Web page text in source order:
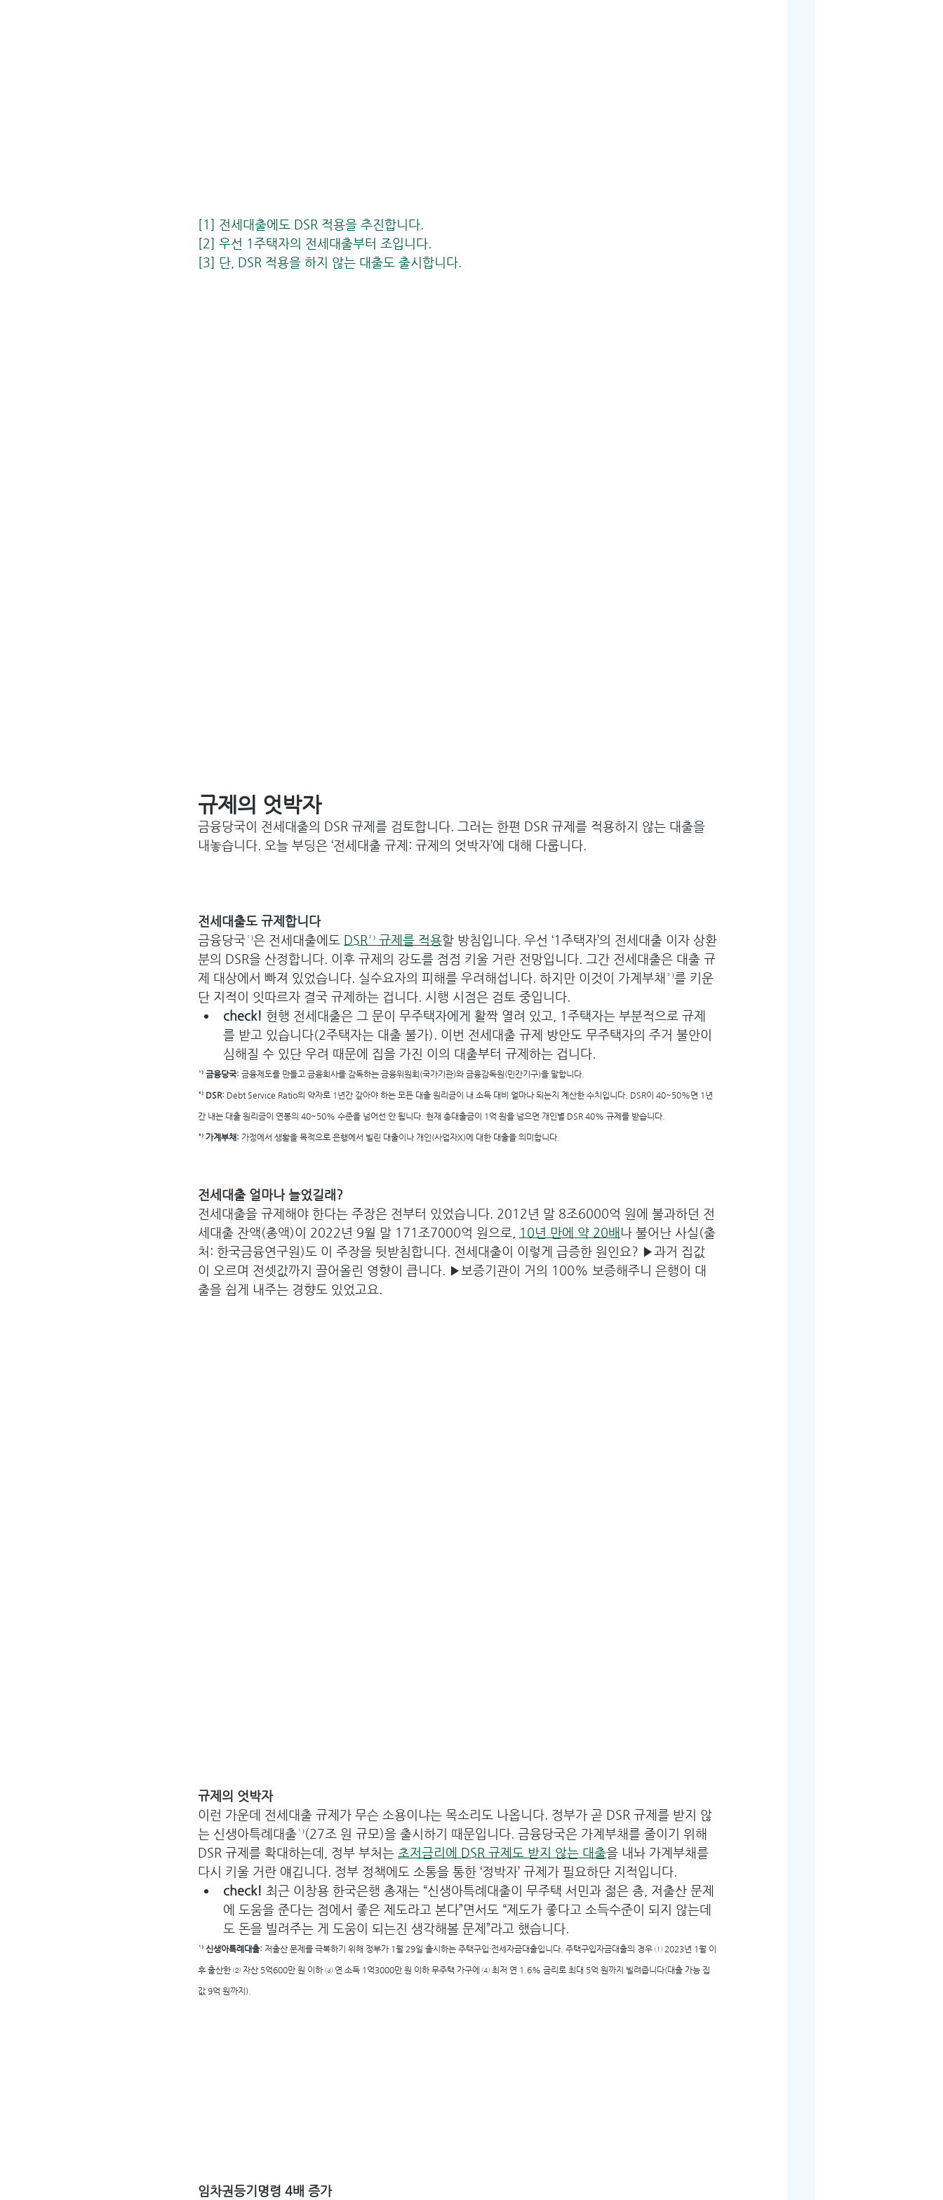
[1] 전세대출에도 DSR 적용을 추진합니다.
[2] 우선 1주택자의 전세대출부터 조입니다.
[3] 단, DSR 적용을 하지 않는 대출도 출시합니다.
규제의 엇박자
금융당국이 전세대출의 DSR 규제를 검토합니다. 그러는 한편 DSR 규제를 적용하지 않는 대출을
내놓습니다. 오늘 부딩은 ‘전세대출 규제: 규제의 엇박자’에 대해 다룹니다.
전세대출도 규제합니다
금융당국¹⁾은 전세대출에도 DSR²⁾ 규제를 적용할 방침입니다. 우선 ‘1주택자’의 전세대출 이자 상환
분의 DSR을 산정합니다. 이후 규제의 강도를 점점 키울 거란 전망입니다. 그간 전세대출은 대출 규
제 대상에서 빠져 있었습니다. 실수요자의 피해를 우려해섭니다. 하지만 이것이 가계부채³⁾를 키운
단 지적이 잇따르자 결국 규제하는 겁니다. 시행 시점은 검토 중입니다.
check! 현행 전세대출은 그 문이 무주택자에게 활짝 열려 있고, 1주택자는 부분적으로 규제
를 받고 있습니다(2주택자는 대출 불가). 이번 전세대출 규제 방안도 무주택자의 주거 불안이
심해질 수 있단 우려 때문에 집을 가진 이의 대출부터 규제하는 겁니다.
¹⁾ 금융당국: 금융제도를 만들고 금융회사를 감독하는 금융위원회(국가기관)와 금융감독원(민간기구)을 말합니다.
²⁾ DSR: Debt Service Ratio의 약자로 1년간 갚아야 하는 모든 대출 원리금이 내 소득 대비 얼마나 되는지 계산한 수치입니다. DSR이 40~50%면 1년
간 내는 대출 원리금이 연봉의 40~50% 수준을 넘어선 안 됩니다. 현재 총대출금이 1억 원을 넘으면 개인별 DSR 40% 규제를 받습니다.
³⁾ 가계부채: 가정에서 생활을 목적으로 은행에서 빌린 대출이나 개인(사업자X)에 대한 대출을 의미합니다.
전세대출 얼마나 늘었길래?
전세대출을 규제해야 한다는 주장은 전부터 있었습니다. 2012년 말 8조6000억 원에 불과하던 전
세대출 잔액(총액)이 2022년 9월 말 171조7000억 원으로, 10년 만에 약 20배나 불어난 사실(출
처: 한국금융연구원)도 이 주장을 뒷받침합니다. 전세대출이 이렇게 급증한 원인요? ▶과거 집값
이 오르며 전셋값까지 끌어올린 영향이 큽니다. ▶보증기관이 거의 100% 보증해주니 은행이 대
출을 쉽게 내주는 경향도 있었고요.
규제의 엇박자
이런 가운데 전세대출 규제가 무슨 소용이냐는 목소리도 나옵니다. 정부가 곧 DSR 규제를 받지 않
는 신생아특례대출¹⁾(27조 원 규모)을 출시하기 때문입니다. 금융당국은 가계부채를 줄이기 위해
DSR 규제를 확대하는데, 정부 부처는 초저금리에 DSR 규제도 받지 않는 대출을 내놔 가계부채를
다시 키울 거란 얘깁니다. 정부 정책에도 소통을 통한 ‘정박자’ 규제가 필요하단 지적입니다.
check! 최근 이창용 한국은행 총재는 “신생아특례대출이 무주택 서민과 젊은 층, 저출산 문제
에 도움을 준다는 점에서 좋은 제도라고 본다”면서도 “제도가 좋다고 소득수준이 되지 않는데
도 돈을 빌려주는 게 도움이 되는진 생각해볼 문제”라고 했습니다.
¹⁾ 신생아특례대출: 저출산 문제를 극복하기 위해 정부가 1월 29일 출시하는 주택구입·전세자금대출입니다. 주택구입자금대출의 경우 ① 2023년 1월 이
후 출산한 ② 자산 5억600만 원 이하 ③ 연 소득 1억3000만 원 이하 무주택 가구에 ④ 최저 연 1.6% 금리로 최대 5억 원까지 빌려줍니다(대출 가능 집
값 9억 원까지).
임차권등기명령 4배 증가